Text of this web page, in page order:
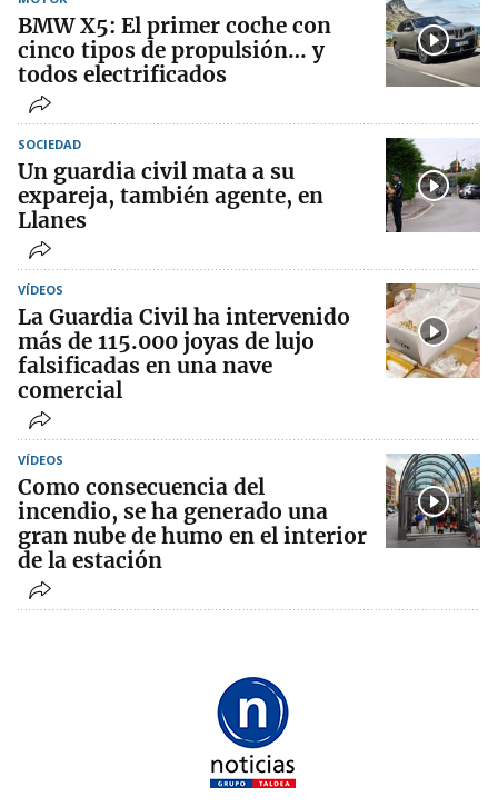
BMW X5: El primer coche con
cinco tipos de propulsión… y
todos electrificados
SOCIEDAD
Un guardia civil mata a su
expareja, también agente, en
Llanes
VÍDEOS
La Guardia Civil ha intervenido
más de 115.000 joyas de lujo
falsificadas en una nave
comercial
VÍDEOS
Como consecuencia del
incendio, se ha generado una
gran nube de humo en el interior
de la estación